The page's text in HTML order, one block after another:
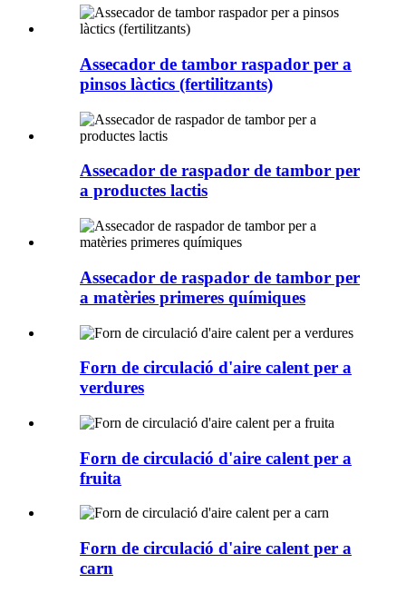
Assecador de tambor raspador per a
pinsos làctics (fertilitzants)
Assecador de raspador de tambor per
a productes lactis
Assecador de raspador de tambor per
a matèries primeres químiques
Forn de circulació d'aire calent per a
verdures
Forn de circulació d'aire calent per a
fruita
Forn de circulació d'aire calent per a
carn